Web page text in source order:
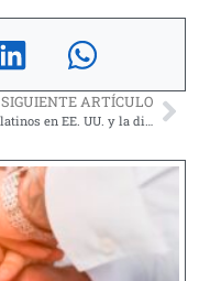
SIGUIENTE ARTÍCULO
Los latinos en EE. UU. y la diabetes tipo 2